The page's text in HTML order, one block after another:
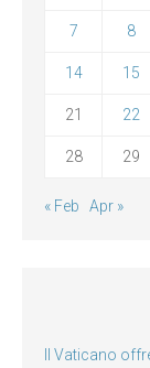
7 8
14 15
21 22
28 29
« Feb Apr »
Il Vaticano